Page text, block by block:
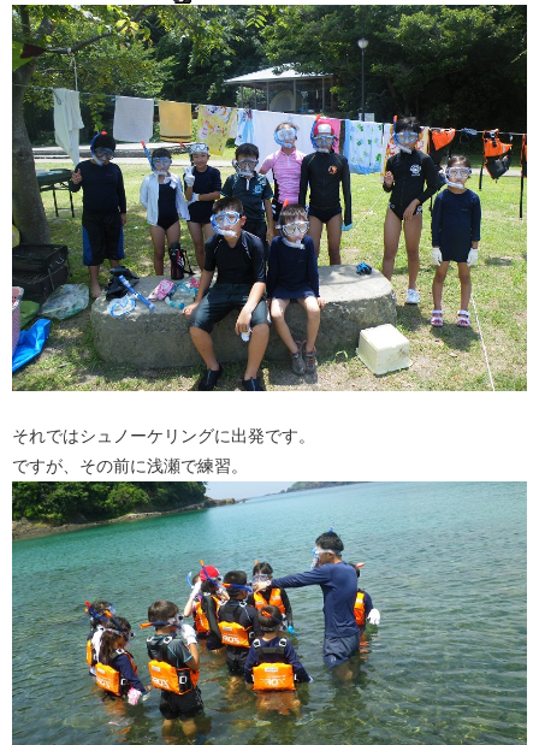
それではシュノーケリングに出発です。
ですが、その前に浅瀬で練習。